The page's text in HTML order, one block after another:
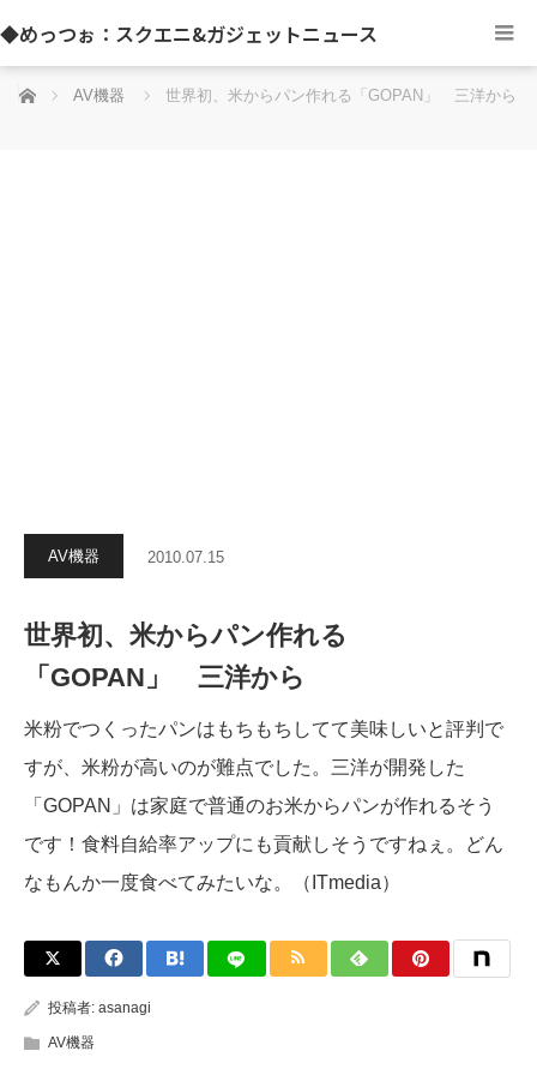
◆めっつぉ：スクエニ&ガジェットニュース
ホーム AV機器 世界初、米からパン作れる「GOPAN」 三洋から
AV機器 2010.07.15
世界初、米からパン作れる
「GOPAN」 三洋から
米粉でつくったパンはもちもちしてて美味しいと評判で
すが、米粉が高いのが難点でした。三洋が開発した
「GOPAN」は家庭で普通のお米からパンが作れるそう
です！食料自給率アップにも貢献しそうですねぇ。どん
なもんか一度食べてみたいな。（ITmedia）
投稿者: asanagi
AV機器